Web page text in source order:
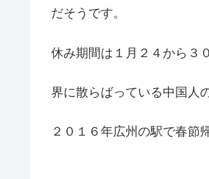
だそうです。
休み期間は１月２４から３
界に散らばっている中国人
２０１６年広州の駅で春節